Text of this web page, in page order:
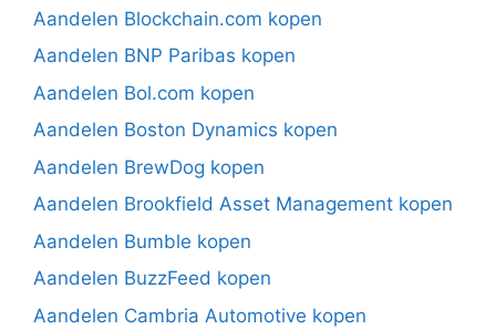
Aandelen Blockchain.com kopen
Aandelen BNP Paribas kopen
Aandelen Bol.com kopen
Aandelen Boston Dynamics kopen
Aandelen BrewDog kopen
Aandelen Brookfield Asset Management kopen
Aandelen Bumble kopen
Aandelen BuzzFeed kopen
Aandelen Cambria Automotive kopen